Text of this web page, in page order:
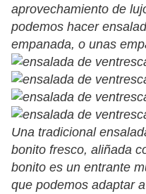
aprovechamiento de
podemos hacer
empanada, o unas
Una tradicional
bonito fresco, aliñada
bonito es un entrante
que podemos adaptar